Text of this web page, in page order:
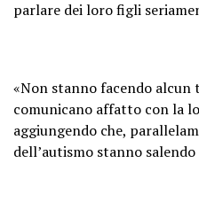
parlare dei loro figli
«Non stanno facendo
comunicano affatto con la
aggiungendo che,
dell’autismo stanno